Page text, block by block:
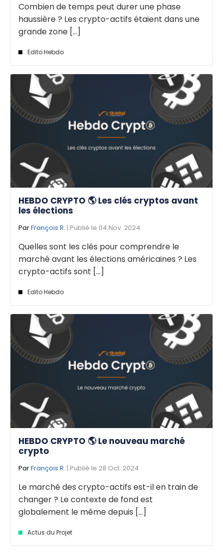
Combien de temps peut durer une phase
haussière ? Les crypto-actifs étaient dans une
grande zone [...]
Edito Hebdo
HEBDO CRYPTO 🌎 Les clés cryptos avant
les élections
ParFrançois R. | Publié le 04 Nov. 2024
Quelles sont les clés pour comprendre le
marché avant les élections américaines ? Les
crypto-actifs sont [...]
Edito Hebdo
HEBDO CRYPTO 🌎 Le nouveau marché
crypto
ParFrançois R. | Publié le 28 Oct. 2024
Le marché des crypto-actifs est-il en train de
changer ? Le contexte de fond est
globalement le même depuis [...]
Actus du Projet